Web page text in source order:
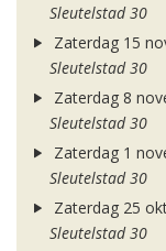
Sleutelstad 30
Zaterdag 15
Sleutelstad 30
Zaterdag 8
Sleutelstad 30
Zaterdag 1
Sleutelstad 30
Zaterdag 25
Sleutelstad 30